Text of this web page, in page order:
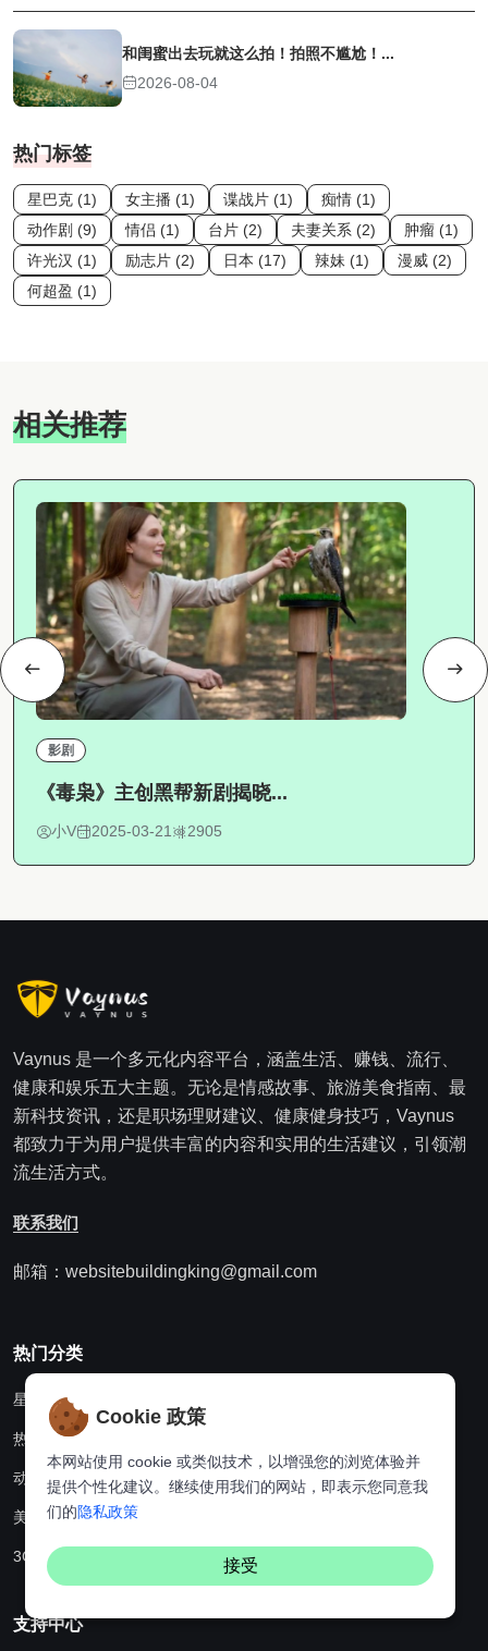
和闺蜜出去玩就这么拍！拍照不尴尬！...
2026-08-04
热门标签
星巴克 (1) 女主播 (1) 谍战片 (1)
痴情 (1)
动作剧 (9)
情侣 (1) 台片 (2) 夫妻关系 (2)
肿瘤 (1)
许光汉 (1)
励志片 (2) 日本 (17) 辣妹 (1)
漫威 (2)
何超盈 (1)
相关推荐
影剧
《毒枭》主创黑帮新剧揭晓...
小V 2025-03-21 2905
Vaynus 是一个多元化内容平台，涵盖生活、赚钱、流行、
健康和娱乐五大主题。无论是情感故事、旅游美食指南、最
新科技资讯，还是职场理财建议、健康健身技巧，Vaynus
都致力于为用户提供丰富的内容和实用的生活建议，引领潮
流生活方式。
联系我们
邮箱：websitebuildingking@gmail.com
热门分类
星座
热点资讯
动漫
美食
3C科技
支持中心
Cookie 政策
本网站使用 cookie 或类似技术，以增强您的浏览体验并
提供个性化建议。继续使用我们的网站，即表示您同意我
们的隐私政策
接受